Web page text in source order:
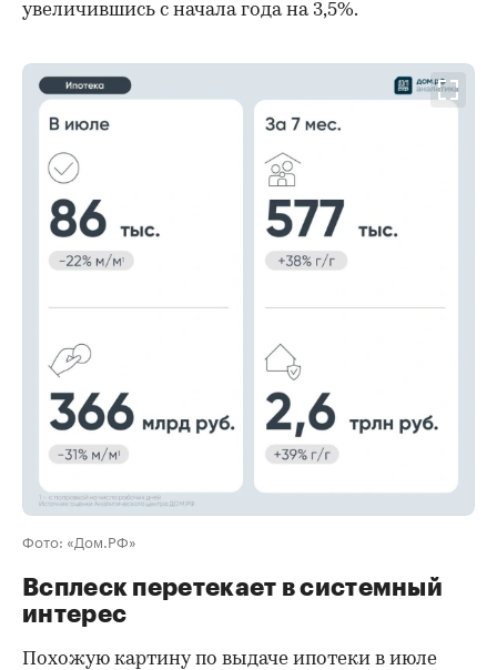
увеличившись с начала года на 3,5%.
Фото: «Дом.РФ»
Всплеск перетекает в системный
интерес
Похожую картину по выдаче ипотеки в июле